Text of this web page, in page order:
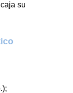
su